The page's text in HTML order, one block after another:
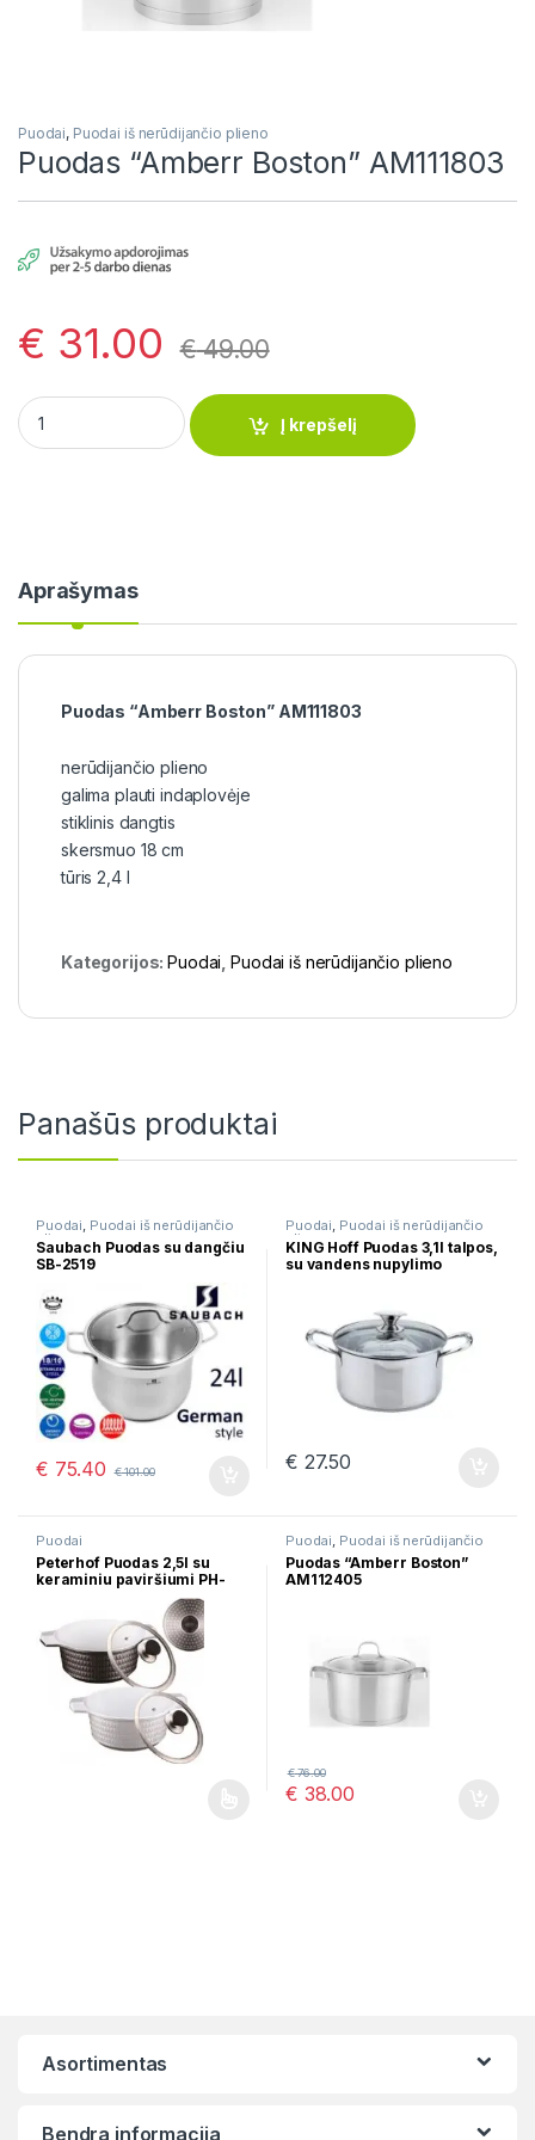
Puodai, Puodai iš nerūdijančio plieno
Puodas “Amberr Boston” AM111803
€ 31.00 €49.00
Puodas "Amberr Boston" AM111803 quantity
Į krepšelį
Aprašymas
Puodas “Amberr Boston” AM111803
nerūdijančio plieno
galima plauti indaplovėje
stiklinis dangtis
skersmuo 18 cm
tūris 2,4 l
Kategorijos:Puodai ,Puodai iš nerūdijančio plieno
Panašūs produktai
Puodai, Puodai iš nerūdijančio
plieno
Saubach Puodas su dangčiu
SB-2519
€ 75.40 €101.00
Puodai, Puodai iš nerūdijančio
plieno
KING Hoff Puodas 3,1l talpos,
su vandens nupylimo
€ 27.50
Puodai
Peterhof Puodas 2,5l su
keraminiu paviršiumi PH-
Puodai, Puodai iš nerūdijančio
plieno
Puodas “Amberr Boston”
AM112405
€ 38.00
€76.00
Asortimentas
Bendra informacija